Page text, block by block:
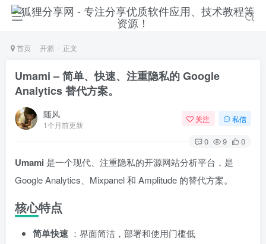
首页 开源 正文
Umami – 简单、快速、注重隐私的 Google
Analytics 替代方案。
随风
1个月前更新
关注 私信
0 9 0
Umami 是一个现代、注重隐私的开源网站分析平台，是
Google Analytics、Mixpanel 和 Amplitude 的替代方案。
核心特点
简单快速 ：界面简洁，部署和使用门槛低